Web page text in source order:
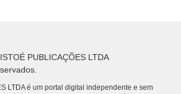
PUBLICAÇÕES LTDA
LTDA é um portal digital independente e sem